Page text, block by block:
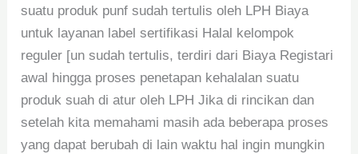
suatu produk punf sudah tertulis oleh LPH Biaya
untuk layanan label sertifikasi Halal kelompok
reguler [un sudah tertulis, terdiri dari Biaya Registari
awal hingga proses penetapan kehalalan suatu
produk suah di atur oleh LPH Jika di rincikan dan
setelah kita memahami masih ada beberapa proses
yang dapat berubah di lain waktu hal ingin mungkin